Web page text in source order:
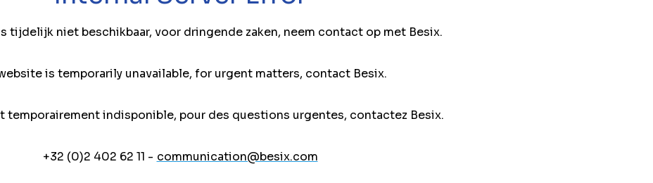
tijdelijk niet beschikbaar, voor dringende zaken, neem contact op met Besix.
is temporarily unavailable, for urgent matters, contact Besix.
temporairement indisponible, pour des questions urgentes, contactez Besix.
+32 (0)2 402 62 11 - communication@besix.com